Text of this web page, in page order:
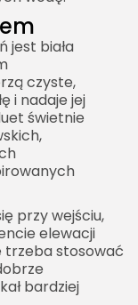
jest biała
czyste,
i nadaje jej
świetnie
przy wejściu,
elewacji
trzeba stosować
bardziej